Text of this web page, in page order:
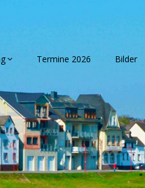
Termine 2026 Bilder